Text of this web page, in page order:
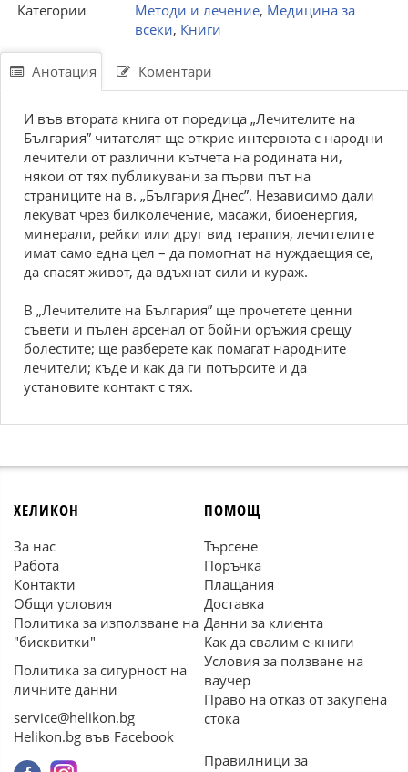
Категории
Методи и лечение, Медицина за
всеки, Книги
Анотация Коментари
И във втората книга от поредица „Лечителите на
България” читателят ще открие интервюта с народни
лечители от различни кътчета на родината ни,
някои от тях публикувани за първи път на
страниците на в. „България Днес”. Независимо дали
лекуват чрез билколечение, масажи, биоенергия,
минерали, рейки или друг вид терапия, лечителите
имат само една цел – да помогнат на нуждаещия се,
да спасят живот, да вдъхнат сили и кураж.
В „Лечителите на България” ще прочетете ценни
съвети и пълен арсенал от бойни оръжия срещу
болестите; ще разберете как помагат народните
лечители; къде и как да ги потърсите и да
установите контакт с тях.
ХЕЛИКОН
За нас
Работа
Контакти
Общи условия
Политика за използване на
"бисквитки"
Политика за сигурност на
личните данни
service@helikon.bg
Helikon.bg във Facebook
ПОМОЩ
Търсене
Поръчка
Плащания
Доставка
Данни за клиента
Как да свалим е-книги
Условия за ползване на
ваучер
Право на отказ от закупена
стока
Правилници за